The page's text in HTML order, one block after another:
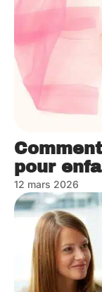
pour
12 mars 2026